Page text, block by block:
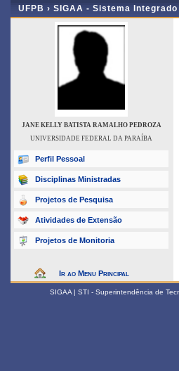
UFPB › SIGAA - Sistema
JANE KELLY BATISTA RAMALHO PEDROZA
UNIVERSIDADE FEDERAL DA PARAÍBA
Perfil Pessoal
Disciplinas Ministradas
Projetos de Pesquisa
Atividades de Extensão
Projetos de Monitoria
Ir ao Menu Principal
SIGAA | STI - Superintendência de